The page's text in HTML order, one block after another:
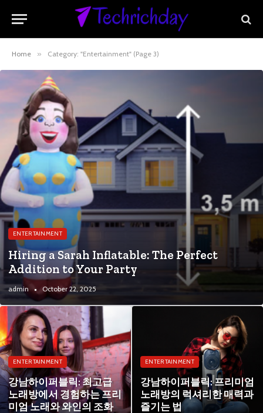
Home » Category: "Entertainment" (Page 3)
ENTERTAINMENT
Hiring a Sarah Inflatable: The Perfect
Addition to Your Party
admin October 22, 2025
ENTERTAINMENT
강남하이퍼블릭: 최고급
노래방에서 경험하는 프리
미엄 노래와 와인의 조화
ENTERTAINMENT
강남하이퍼블릭: 프리미엄
노래방의 럭셔리한 매력과
즐기는 법